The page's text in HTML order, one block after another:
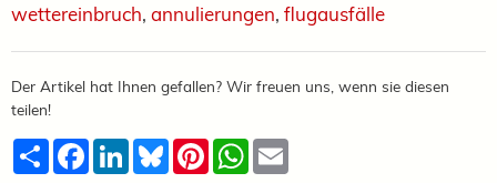
wettereinbruch, annulierungen, flugausfälle
Der Artikel hat Ihnen gefallen? Wir freuen uns, wenn sie diesen
teilen!
TeilenFacebook
LinkedInBlueskyPinterestWhatsApp